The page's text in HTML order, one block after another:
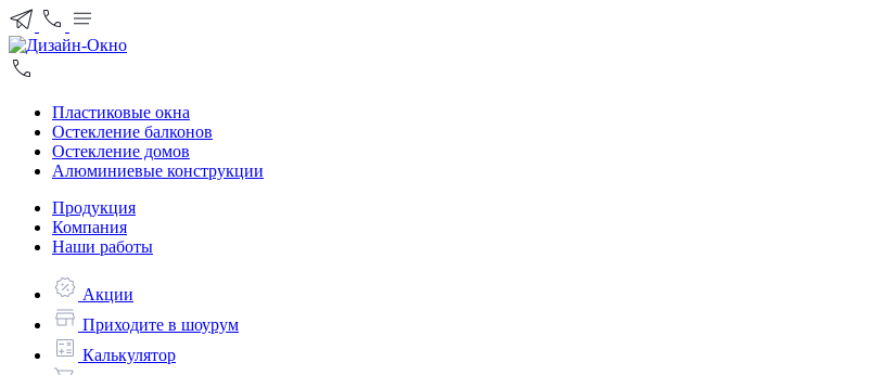
Пластиковые окна
Остекление балконов
Остекление домов
Алюминиевые конструкции
Продукция
Компания
Наши работы
Акции
Приходите в шоурум
Калькулятор